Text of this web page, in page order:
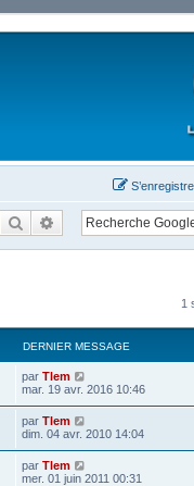
RechercherRecherche avancée
1
DERNIER MESSAGE
par Tlem
mar. 19 avr. 2016 10:46
par Tlem
dim. 04 avr. 2010 14:04
par Tlem
mer. 01 juin 2011 00:31